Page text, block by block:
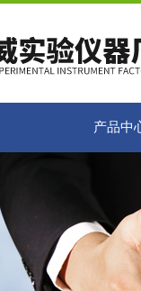
产品中